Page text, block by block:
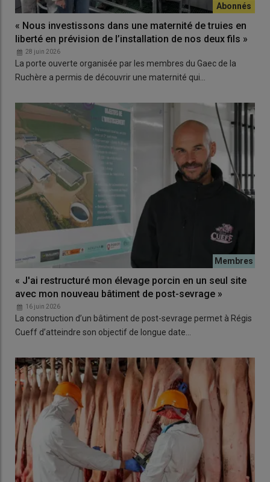
« Nous investissons dans une maternité de truies en
liberté en prévision de l’installation de nos deux fils »
28 juin 2026
La porte ouverte organisée par les membres du Gaec de la
Ruchère a permis de découvrir une maternité qui…
« J'ai restructuré mon élevage porcin en un seul site
avec mon nouveau bâtiment de post-sevrage »
16 juin 2026
La construction d’un bâtiment de post-sevrage permet à Régis
Cueff d’atteindre son objectif de longue date…